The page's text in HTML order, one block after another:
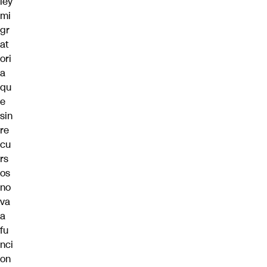
mi
gr
at
ori
a
qu
e
sin
re
cu
rs
os
no
va
a
fu
nci
on